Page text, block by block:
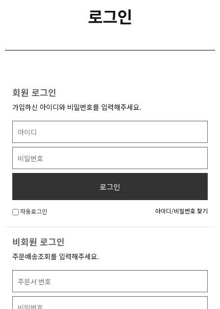
로그인
회원 로그인
가입하신 아이디와 비밀번호를 입력해주세요.
로그인
자동로그인 아이디/비밀번호 찾기
비회원 로그인
주문배송조회를 입력해주세요.